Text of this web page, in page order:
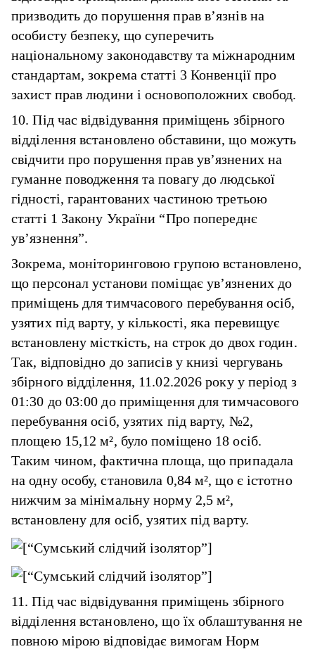
призводить до порушення прав в’язнів на
особисту безпеку, що суперечить
національному законодавству та міжнародним
стандартам, зокрема статті 3 Конвенції про
захист прав людини і основоположних свобод.
10. Під час відвідування приміщень збірного
відділення встановлено обставини, що можуть
свідчити про порушення прав ув’язнених на
гуманне поводження та повагу до людської
гідності, гарантованих частиною третьою
статті 1 Закону України “Про попереднє
ув’язнення”.
Зокрема, моніторинговою групою встановлено,
що персонал установи поміщає ув’язнених до
приміщень для тимчасового перебування осіб,
узятих під варту, у кількості, яка перевищує
встановлену місткість, на строк до двох годин.
Так, відповідно до записів у книзі чергувань
збірного відділення, 11.02.2026 року у період з
01:30 до 03:00 до приміщення для тимчасового
перебування осіб, узятих під варту, №2,
площею 15,12 м², було поміщено 18 осіб.
Таким чином, фактична площа, що припадала
на одну особу, становила 0,84 м², що є істотно
нижчим за мінімальну норму 2,5 м²,
встановлену для осіб, узятих під варту.
11. Під час відвідування приміщень збірного
відділення встановлено, що їх облаштування не
повною мірою відповідає вимогам Норм